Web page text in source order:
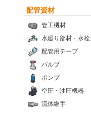
配管資材
管工機材
水廻り部材・水
配管用テープ
バルブ
ポンプ
空圧・油圧機器
流体継手